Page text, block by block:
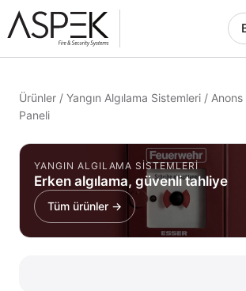
Ürünler / Yangın Algılama Sistemleri /
Paneli
YANGIN ALGILAMA SISTEMLERI
Erken algılama, güvenli tahliye
Tüm ürünler →